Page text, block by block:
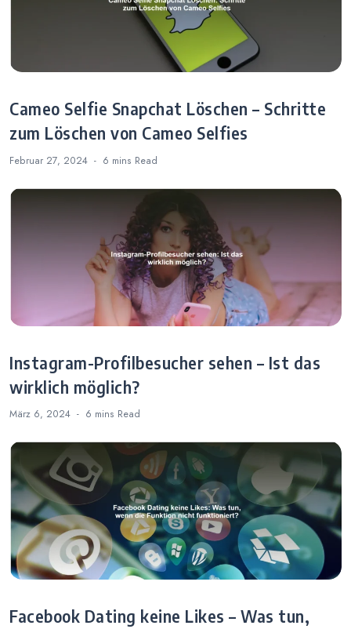
Cameo Selfie Snapchat Löschen – Schritte
zum Löschen von Cameo Selfies
Februar 27, 2024 6 mins Read
Instagram-Profilbesucher sehen – Ist das
wirklich möglich?
März 6, 2024 6 mins Read
Facebook Dating keine Likes – Was tun,